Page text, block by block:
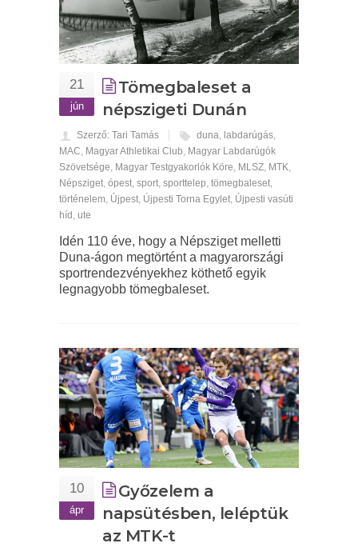
21
jún
Tömegbaleset a
népszigeti Dunán
Szerző: Tari Tamás duna, labdarúgás,
MAC, Magyar Athletikai Club, Magyar Labdarúgók
Szövetsége, Magyar Testgyakorlók Köre, MLSZ, MTK,
Népsziget, ópest, sport, sporttelep, tömegbaleset,
történelem, Újpest, Újpesti Torna Egylet, Újpesti vasúti
híd , ute
Idén 110 éve, hogy a Népsziget melletti
Duna-ágon megtörtént a magyarországi
sportrendezvényekhez köthető egyik
legnagyobb tömegbaleset.
10
ápr
Győzelem a
napsütésben, leléptük
az MTK-t